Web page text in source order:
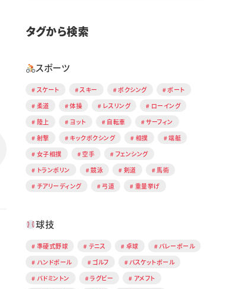
タグから検索
スポーツ
スケート スキー ボクシング
ボート
柔道
体操 レスリング
ローイング
陸上
ヨット 自転車
サーフィン
射撃
キックボクシング 相撲
端艇
女子相撲
空手
フェンシング
トランポリン
競泳 剣道
馬術
チアリーディング
弓道 重量挙げ
球技
準硬式野球 テニス 卓球
バレーボール
ハンドボール
ゴルフ
バスケットボール
バドミントン
ラグビー
アメフト